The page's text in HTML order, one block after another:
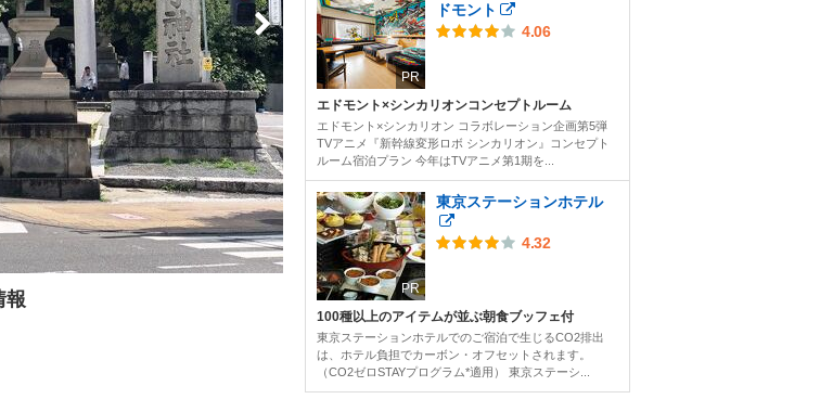
報
PR
ドモント
4.06
エドモント×シンカリオンコンセプトルーム
エドモント×シンカリオン コラボレーション企画第5弾
TVアニメ『新幹線変形ロボ シンカリオン』コンセプト
ルーム宿泊プラン 今年はTVアニメ第1期を...
PR
東京ステーションホテル
4.32
100種以上のアイテムが並ぶ朝食ブッフェ付
東京ステーションホテルでのご宿泊で生じるCO2排出
は、ホテル負担でカーボン・オフセットされます。
（CO2ゼロSTAYプログラム*適用） 東京ステーシ...